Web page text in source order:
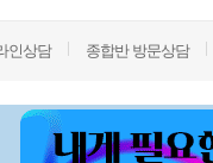
인상담 종합반 방문상담